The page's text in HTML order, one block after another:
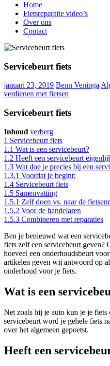
Home
Fietsreparatie video’s
Over ons
Contact
Servicebeurt fiets
januari 23, 2019 Benn Veninga
verdienen met fietsen
Servicebeurt fiets
Inhoud verberg
1 Servicebeurt fiets
1.1 Wat is een servicebeurt?
1.2 Heeft een servicebeurt
1.3 Wat doe je precies bij een
1.3.1 Voordat je begint:
1.4 Servicebeurt fiets
1.5 Samenvatting
1.5.1 Zelf doen vs. naar de
1.5.2 Voor de handelaren
1.5.3 Combineren met reparaties
Ben je benieuwd wat een
fiets zelf een servicebeurt geven?
hoeveel een onderhoudsbeurt
artikelen geven wij antwoord op
onderhoud voor je fiets.
Wat is een
Net zoals bij je auto kun je je fiets
servicebeurt word je gehele fiets
over het algemeen gepoetst.
Heeft een